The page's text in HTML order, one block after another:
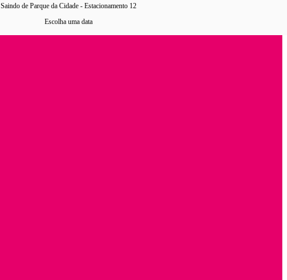
Saindo de Parque da Cidade - Estacionamento 12
Escolha uma data